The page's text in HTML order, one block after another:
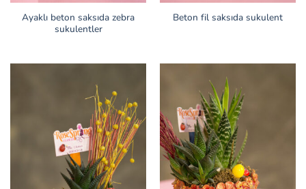
Ayaklı beton saksıda zebra
sukulentler
Beton fil saksıda sukulent